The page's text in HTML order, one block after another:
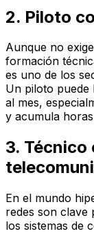
2. Piloto
Aunque no
formación
es uno de los
Un piloto puede
al mes,
y acumula
3. Técnico
En el mundo
redes son clave
los sistemas de